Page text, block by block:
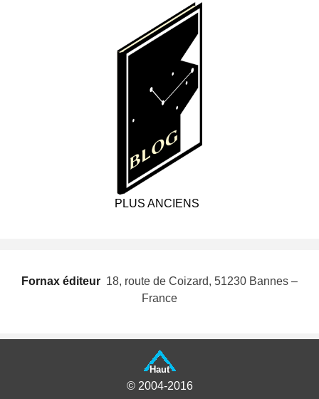
PLUS ANCIENS
Fornax éditeur  18, route de Coizard, 51230 Bannes –
France
Haut
© 2004-2016